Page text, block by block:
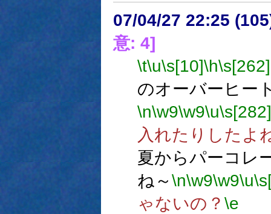
07/04/27 22:25
意: 4]
\t\u\s[10]\h\s[262]
のオーバーヒー
\n\w9\w9\u\s[282]
入れたりしたよ
夏からパーコレ
ね～\n\w9\w9\u
ゃないの？ \e